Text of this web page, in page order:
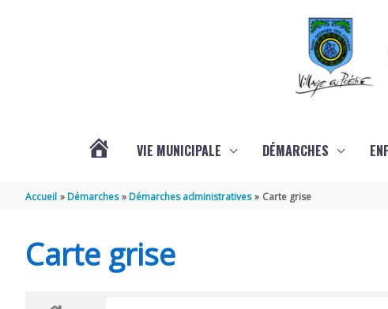
VIE MUNICIPALE DÉMARCHES
Accueil Démarches Démarches administratives Carte grise
Carte grise